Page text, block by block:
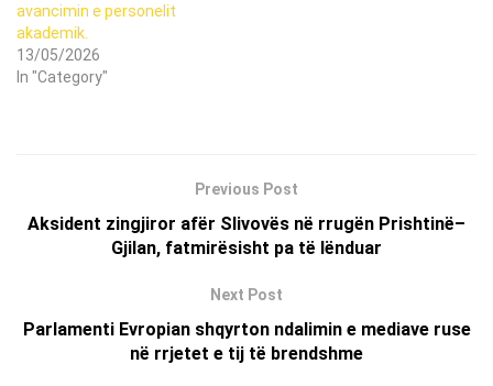
avancimin e personelit
akademik.
13/05/2026
In "Category"
Previous Post
Aksident zingjiror afër Slivovës në rrugën Prishtinë–
Gjilan, fatmirësisht pa të lënduar
Next Post
Parlamenti Evropian shqyrton ndalimin e mediave ruse
në rrjetet e tij të brendshme